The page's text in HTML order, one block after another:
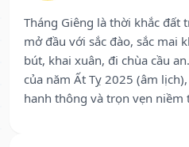
Tháng Giêng là thời khắc đất
mở đầu với sắc đào, sắc mai
bút, khai xuân, đi chùa cầu
của năm Ất Tỵ 2025 (âm
hanh thông và trọn vẹn